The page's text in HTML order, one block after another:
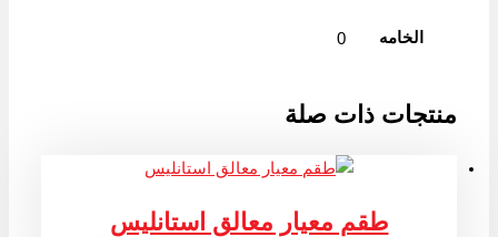
الخامه 0
منتجات ذات صلة
طقم معيار معالق استانليس